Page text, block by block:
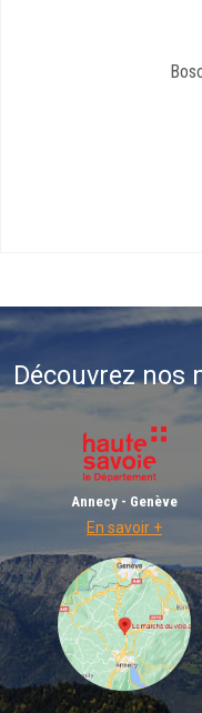
Découvrez nos
Annecy - Genève
En savoir +